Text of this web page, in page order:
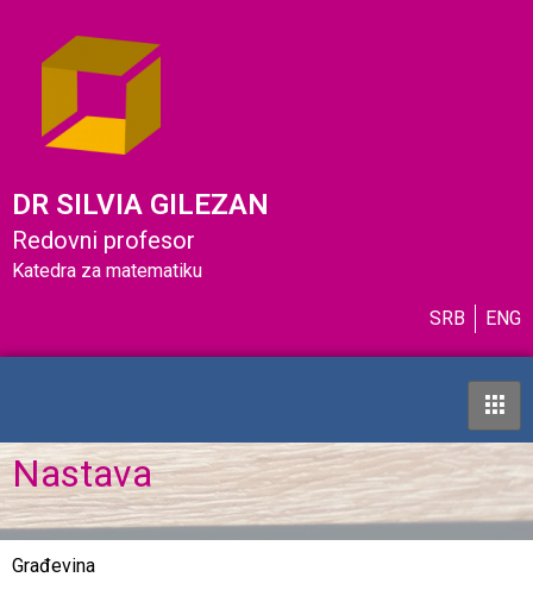
DR SILVIA GILEZAN
Redovni profesor
Katedra za matematiku
SRB ENG
Nastava
Građevina